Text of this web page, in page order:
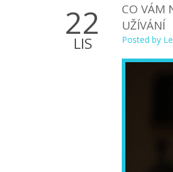
22
LIS
CO VÁM
UŽÍVÁNÍ
Posted by